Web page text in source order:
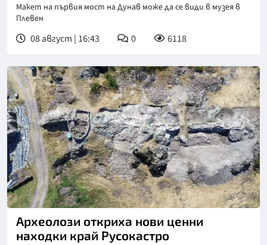
Макет на първия мост на Дунав може да се види в музея в
Плевен
08 август | 16:43 0 6118
Археолози откриха нови ценни
находки край Русокастро